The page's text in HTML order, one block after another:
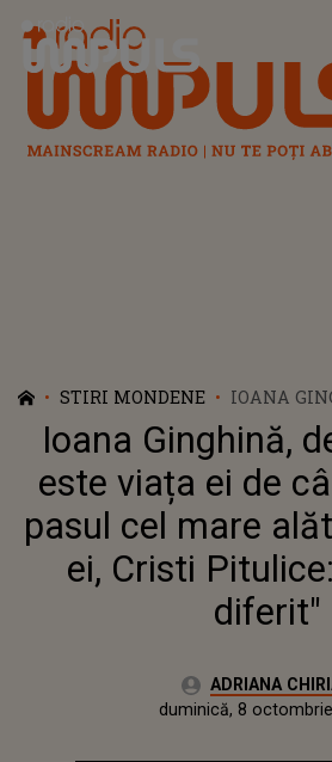
Radio Impuls
STIRI MONDENE
IOANA
ESTE
FĂCUT
ALĂTURI
PITULICE:
Ioana Ginghină,
este viața ei de
pasul cel mare
ei, Cristi
diferit"
Autor:ADRIANA
duminică, 8 octombrie 2023
Actualizat:
duminică, 8